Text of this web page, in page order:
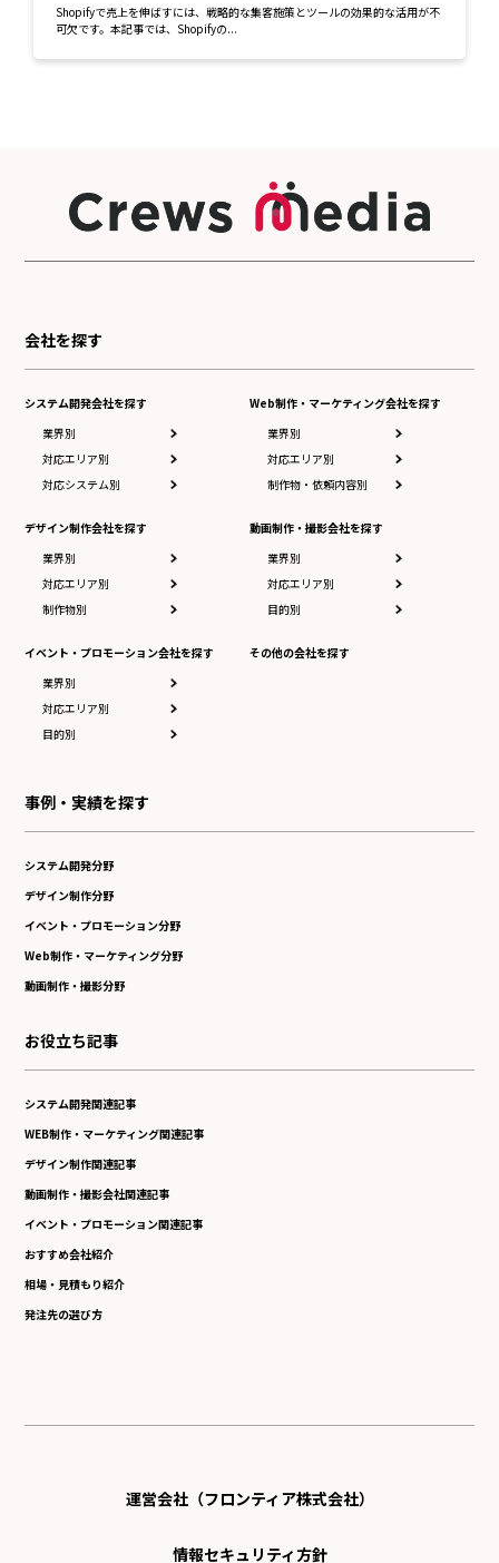
Shopifyで売上を伸ばすには、戦略的な集客施策とツールの効果的な活用が不
可欠です。本記事では、Shopifyの...
会社を探す
システム開発会社を探す
業界別
対応エリア別
対応システム別
デザイン制作会社を探す
業界別
対応エリア別
制作物別
イベント・プロモーション会社を探す
業界別
対応エリア別
目的別
Web制作・マーケティング会社を探す
業界別
対応エリア別
制作物・依頼内容別
動画制作・撮影会社を探す
業界別
対応エリア別
目的別
その他の会社を探す
事例・実績を探す
システム開発分野
デザイン制作分野
イベント・プロモーション分野
Web制作・マーケティング分野
動画制作・撮影分野
お役立ち記事
システム開発関連記事
WEB制作・マーケティング関連記事
デザイン制作関連記事
動画制作・撮影会社関連記事
イベント・プロモーション関連記事
おすすめ会社紹介
相場・見積もり紹介
発注先の選び方
運営会社（フロンティア株式会社）
情報セキュリティ方針